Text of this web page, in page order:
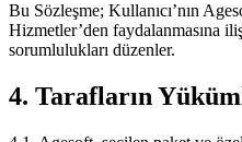
Bu Sözleşme; Kullanıcı’nın
Hizmetler’den faydalanmasına
sorumlulukları düzenler.
4. Tarafların